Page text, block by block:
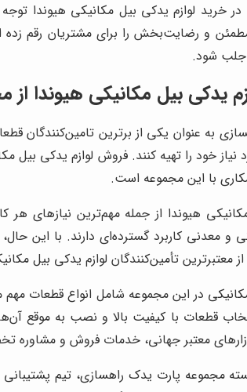
در خرید لوازم یدکی بیل مکانیکی هیوندا
و رضایت‌بخش را برای مشتریان رقم زده
جلب شود.
یدکی بیل مکانیکی هیوندا
به عنوان یکی از برترین تامین‌کنندگان
نیاز خود را تهیه کنند. فروش لوازم یدکی
با این مجموعه است.
هیوندا از جمله مهم‌ترین نیازهای
و معدنی کاربرد گسترده‌ای دارند. با این
معتبرترین تأمین‌کنندگان لوازم یدکی بیل
در این مجموعه شامل انواع قطعات
قطعات با کیفیت بالا و نصب به موقع
معتبر جهانی، خدمات فروش و مشاوره
مجموعه پارت یدک راهسازی، تیم